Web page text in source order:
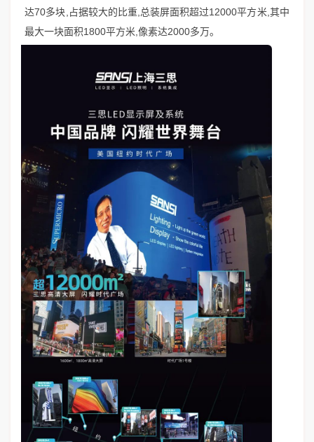
达70多块,占据较大的比重,总装屏面积超过12000平方米,其中
最大一块面积1800平方米,像素达2000多万。